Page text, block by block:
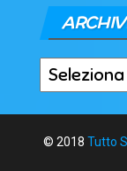
Archivi
© 2018 Tutto